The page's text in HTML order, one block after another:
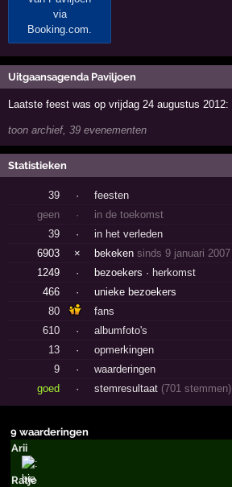
Uitgaansagenda Paviljoen
Laatste feest was op vrijdag 24 augustus 2012:
toon archief, 39 evenementen
Statistieken
39 ·
feesten
geen
·
in de toekomst
39
·
in het verleden
6903
× bekekensinds 9 januari 2007
1249
· bezoekers · herkomst
466
·
unieke bezoekers
80
fans
610
·
albumfoto's
13
·
opmerkingen
9
·
waarderingen
goed
· stemresultaat (701 stemmen)
9 waarderingen
Arii
Ratje